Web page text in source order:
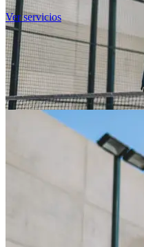
Ver servicios